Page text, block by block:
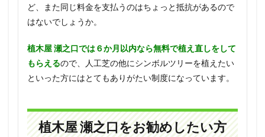
ど、また同じ料金を支払うのはちょっと抵抗があるので
はないでしょうか。
植木屋 瀬之口では６か月以内なら無料で植え直しをして
もらえるので、人工芝の他にシンボルツリーを植えたい
といった方にはとてもありがたい制度になっています。
植木屋 瀬之口をお勧めしたい方